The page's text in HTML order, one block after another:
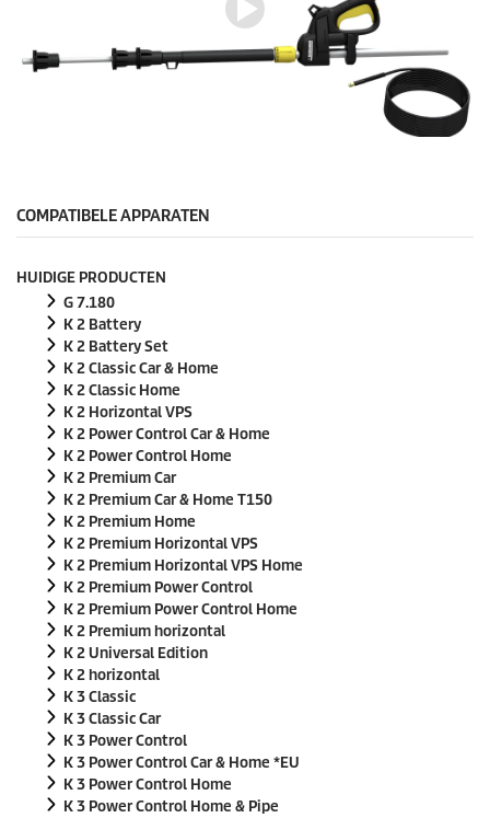
n
e
n
o
n
e
n
COMPATIBELE APPARATEN
HUIDIGE PRODUCTEN
G 7.180
K 2 Battery
K 2 Battery Set
K 2 Classic Car & Home
K 2 Classic Home
K 2 Horizontal VPS
K 2 Power Control Car & Home
K 2 Power Control Home
K 2 Premium Car
K 2 Premium Car & Home T150
K 2 Premium Home
K 2 Premium Horizontal VPS
K 2 Premium Horizontal VPS Home
K 2 Premium Power Control
K 2 Premium Power Control Home
K 2 Premium horizontal
K 2 Universal Edition
K 2 horizontal
K 3 Classic
K 3 Classic Car
K 3 Power Control
K 3 Power Control Car & Home *EU
K 3 Power Control Home
K 3 Power Control Home & Pipe